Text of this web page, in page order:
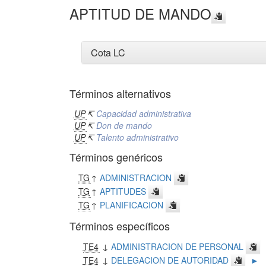
APTITUD DE MANDO
Cota LC
Términos alternativos
UP ↸Capacidad administrativa
UP ↸Don de mando
UP ↸Talento administrativo
Términos genéricos
TG ↑ADMINISTRACION
TG ↑APTITUDES
TG ↑ PLANIFICACION
Términos específicos
TE4 ↓ ADMINISTRACION DE PERSONAL
TE4 ↓ DELEGACION DE AUTORIDAD ►